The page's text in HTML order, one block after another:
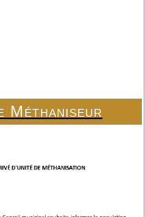
Méthaniseur